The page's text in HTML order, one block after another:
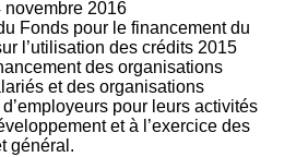
novembre 2016
Fonds pour le financement du
l’utilisation des crédits 2015
des organisations
et des organisations
pour leurs activités
et à l’exercice des
général.